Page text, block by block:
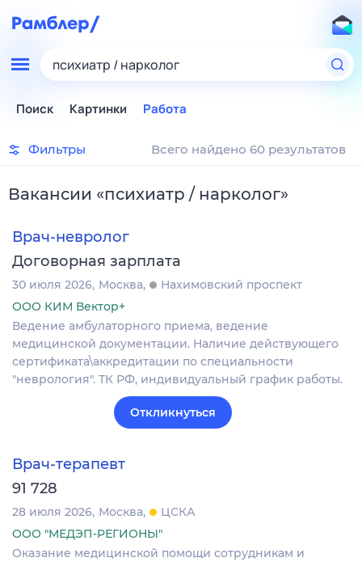
психиатр / нарколог
Поиск Картинки Работа
Фильтры Всего найдено 60 результатов
Вакансии «психиатр / нарколог»
Врач-невролог
Договорная зарплата
30 июля 2026 Москва
Нахимовский проспект
ООО КИМ Вектор+
Ведение амбулаторного приема, ведение
медицинской документации. Наличие действующего
сертификата\аккредитации по специальности
"неврология". ТК РФ, индивидуальный график работы.
Откликнуться
Врач-терапевт
91 728
28 июля 2026 Москва
ЦСКА
ООО "МЕДЭП-РЕГИОНЫ"
Оказание медицинской помощи сотрудникам и